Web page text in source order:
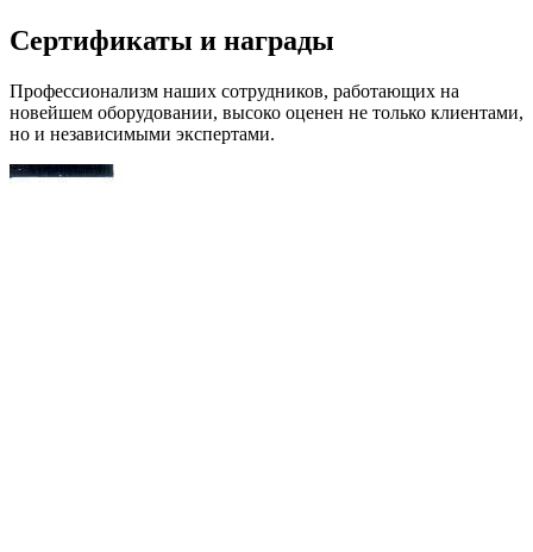
Сертификаты и награды
Профессионализм наших сотрудников, работающих на
новейшем оборудовании, высоко оценен не только клиентами,
но и независимыми экспертами.